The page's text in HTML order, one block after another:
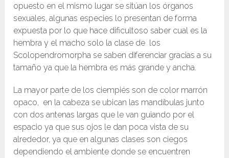
opuesto en el mismo lugar se sitúan los órganos
sexuales, algunas especies lo presentan de forma
expuesta por lo que hace dificultoso saber cual es la
hembra y el macho solo la clase de los
Scolopendromorpha se saben diferenciar gracias a su
tamaño ya que la hembra es más grande y ancha.
La mayor parte de los ciempiés son de color marrón
opaco, en la cabeza se ubican las mandíbulas junto
con dos antenas largas que le van guiando por el
espacio ya que sus ojos le dan poca vista de su
alrededor, ya que en algunas clases son ciegos
dependiendo el ambiente donde se encuentren